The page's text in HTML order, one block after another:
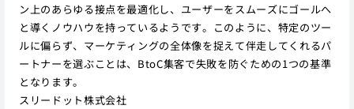
ン上のあらゆる接点を最適化し、ユーザーをスムーズにゴールへ
と導くノウハウを持っているようです。このように、特定のツー
ルに偏らず、マーケティングの全体像を捉えて伴走してくれるパ
ートナーを選ぶことは、BtoC集客で失敗を防ぐための1つの基準
となります。
スリードット株式会社